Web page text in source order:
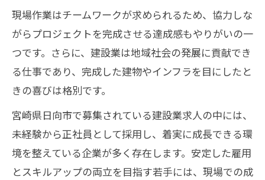
現場作業はチームワークが求められるため、協力しな
がらプロジェクトを完成させる達成感もやりがいの一
つです。さらに、建設業は地域社会の発展に貢献でき
る仕事であり、完成した建物やインフラを目にしたと
きの喜びは格別です。
宮崎県日向市で募集されている建設業求人の中には、
未経験から正社員として採用し、着実に成長できる環
境を整えている企業が多く存在します。安定した雇用
とスキルアップの両立を目指す若手には、現場での成